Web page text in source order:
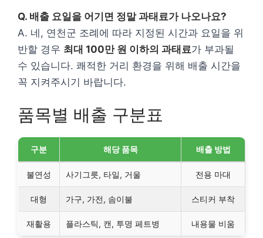
Q. 배출 요일을 어기면 정말 과태료가 나오나요?
A. 네, 연천군 조례에 따라 지정된 시간과 요일을 위
반할 경우 최대 100만 원 이하의 과태료가 부과될
수 있습니다. 쾌적한 거리 환경을 위해 배출 시간을
꼭 지켜주시기 바랍니다.
품목별 배출 구분표
구분 해당 품목 배출 방법
불연성 사기그릇, 타일, 거울 전용 마대
대형 가구, 가전, 솜이불 스티커 부착
재활용 플라스틱, 캔, 투명 페트병 내용물 비움